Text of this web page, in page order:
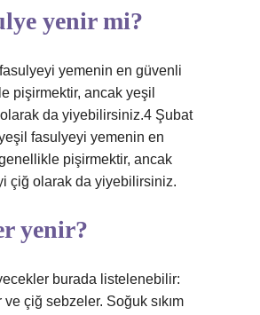
yenir mi?
yemenin en güvenli
pişirmektir, ancak yeşil
da yiyebilirsiniz.4 Şubat
fasulyeyi yemenin en
pişirmektir, ancak
çiğ olarak da yiyebilirsiniz.
yenir?
burada listelenebilir:
çiğ sebzeler. Soğuk sıkım